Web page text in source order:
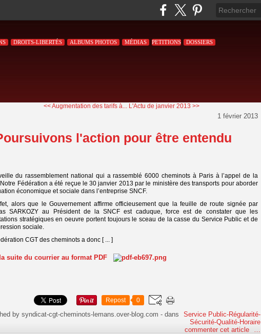
DROITS-LIBERTÉS ALBUMS PHOTOS MÉDIAS PETITIONS DOSSIERS
<< Augmentation des tarifs à... L'Actu de janvier 2013 >>
1 février 2013
l'action pour être entendu
du rassemblement national qui a rassemblé 6000 cheminots à Paris à l’appel de la
Notre Fédération a été reçue le 30 janvier 2013 par le ministère des transports pour aborder
économique et sociale dans l’entreprise SNCF.
alors que le Gouvernement affirme officieusement que la feuille de route signée par
SARKOZY au Président de la SNCF est caduque, force est de constater que les
stratégiques en oeuvre portent toujours le sceau de la casse du Service Public et de
sociale.
CGT des cheminots a donc [ ... ]
suite du courrier au format PDF
Repost 0
by syndicat-cgt-cheminots-lemans.over-blog.com - dans
Service Public-Régularité-
Sécurité-Qualité-Horaire
commenter cet article